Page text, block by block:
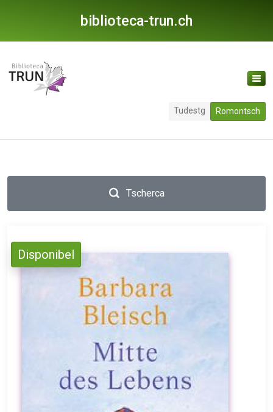
biblioteca-trun.ch
Tudestg Romontsch
Tscherca
Disponibel